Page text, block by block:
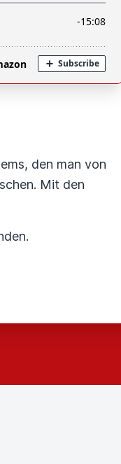
den man von
Mit den